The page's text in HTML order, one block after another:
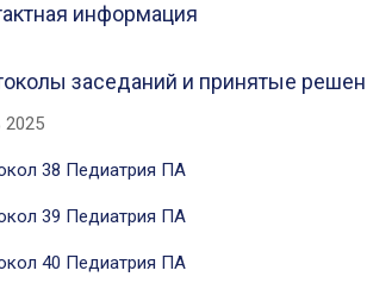
информация
заседаний и принятые
38 Педиатрия ПА
39 Педиатрия ПА
40 Педиатрия ПА